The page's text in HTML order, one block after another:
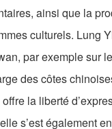
ainsi que la
culturels. Lung
par exemple sur
des côtes
la liberté
s’est également